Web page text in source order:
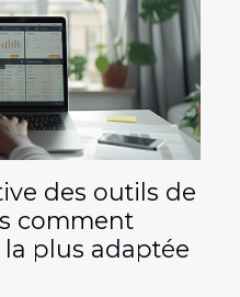
des outils de
comment
plus adaptée